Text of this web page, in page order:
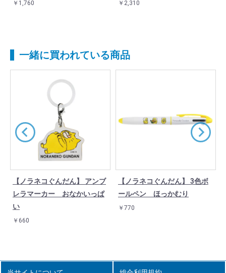
￥1,760 ￥2,310
一緒に買われている商品
【ノラネコぐんだん】 アンブ
レラマーカー おなかいっぱ
い
￥660
【ノラネコぐんだん】 3色ボ
ールペン ほっかむり
￥770